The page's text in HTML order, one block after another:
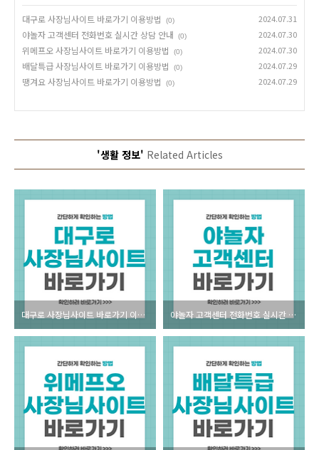
대구로 사장님사이트 바로가기 이용방법 (0) 2024.07.31
야놀자 고객센터 전화번호 실시간 상담 안내 (0) 2024.07.30
위메프오 사장님사이트 바로가기 이용방법 (0) 2024.07.30
배달특급 사장님사이트 바로가기 이용방법 (0) 2024.07.29
땡겨요 사장님사이트 바로가기 이용방법 (0) 2024.07.29
'생활 정보' Related Articles
대구로 사장님사이트 바로가기 이용방법 야놀자 고객센터 전화번호 실시간 상담 안내